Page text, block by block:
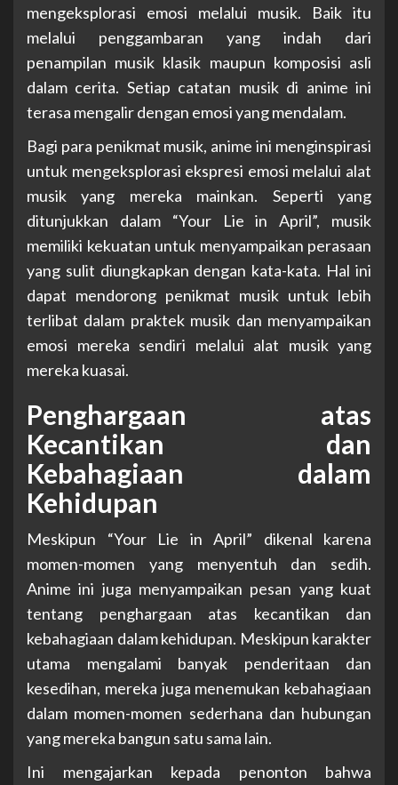
mengeksplorasi emosi melalui musik. Baik itu
melalui penggambaran yang indah dari
penampilan musik klasik maupun komposisi asli
dalam cerita. Setiap catatan musik di anime ini
terasa mengalir dengan emosi yang mendalam.
Bagi para penikmat musik, anime ini menginspirasi
untuk mengeksplorasi ekspresi emosi melalui alat
musik yang mereka mainkan. Seperti yang
ditunjukkan dalam “Your Lie in April”, musik
memiliki kekuatan untuk menyampaikan perasaan
yang sulit diungkapkan dengan kata-kata. Hal ini
dapat mendorong penikmat musik untuk lebih
terlibat dalam praktek musik dan menyampaikan
emosi mereka sendiri melalui alat musik yang
mereka kuasai.
Penghargaan atas
Kecantikan dan
Kebahagiaan dalam
Kehidupan
Meskipun “Your Lie in April” dikenal karena
momen-momen yang menyentuh dan sedih.
Anime ini juga menyampaikan pesan yang kuat
tentang penghargaan atas kecantikan dan
kebahagiaan dalam kehidupan. Meskipun karakter
utama mengalami banyak penderitaan dan
kesedihan, mereka juga menemukan kebahagiaan
dalam momen-momen sederhana dan hubungan
yang mereka bangun satu sama lain.
Ini mengajarkan kepada penonton bahwa